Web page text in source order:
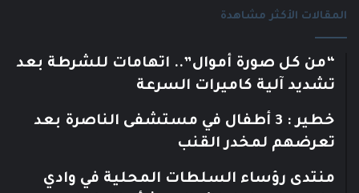
المقالات الأكثر مشاهدة
“من كل صورة أموال”.. اتهامات للشرطة بعد
تشديد آلية كاميرات السرعة
خطير : 3 أطفال في مستشفى الناصرة بعد
تعرضهم لمخدر القنب
منتدى رؤساء السلطات المحلية في وادي